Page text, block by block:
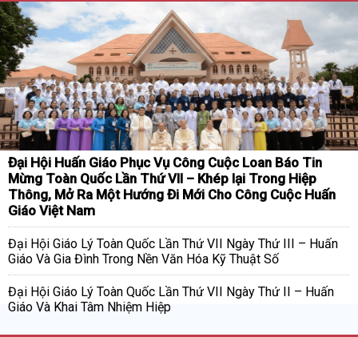
Đại Hội Huấn Giáo Phục Vụ Công Cuộc Loan Báo Tin
Mừng Toàn Quốc Lần Thứ VII – Khép lại Trong Hiệp
Thông, Mở Ra Một Hướng Đi Mới Cho Công Cuộc Huấn
Giáo Việt Nam
Đại Hội Giáo Lý Toàn Quốc Lần Thứ VII Ngày Thứ III – Huấn
Giáo Và Gia Đình Trong Nền Văn Hóa Kỹ Thuật Số
Đại Hội Giáo Lý Toàn Quốc Lần Thứ VII Ngày Thứ II – Huấn
Giáo Và Khai Tâm Nhiệm Hiệp